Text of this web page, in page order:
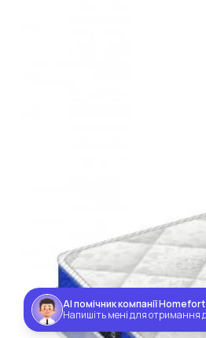
AI помічник компанії Homefort